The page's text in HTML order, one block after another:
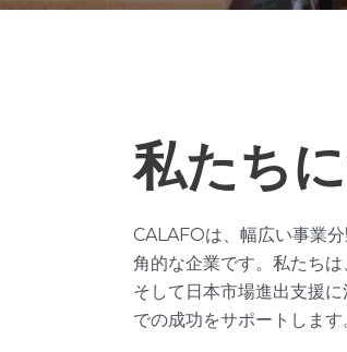
私たち
CALAFOは、幅広い事業
角的な企業です。私たち
そして日本市場進出支援
での成功をサポートします